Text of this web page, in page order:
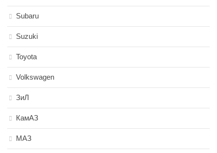
Subaru
Suzuki
Toyota
Volkswagen
ЗиЛ
КамАЗ
МАЗ